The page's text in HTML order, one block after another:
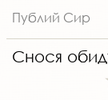
Публий Сир
Снося